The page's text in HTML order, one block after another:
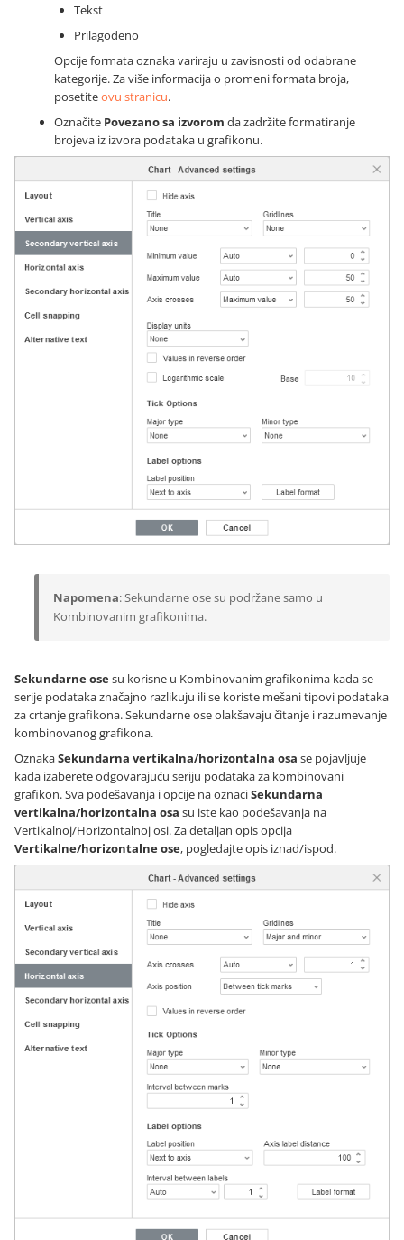
Tekst
Prilagođeno
Opcije formata oznaka variraju u zavisnosti od odabrane
kategorije. Za više informacija o promeni formata broja,
posetiteovu stranicu.
Označite Povezano sa izvorom da zadržite formatiranje
brojeva iz izvora podataka u grafikonu.
Napomena: Sekundarne ose su podržane samo u
Kombinovanim grafikonima.
Sekundarne osesu korisne u Kombinovanim grafikonima kada se
serije podataka značajno razlikuju ili se koriste mešani tipovi podataka
za crtanje grafikona. Sekundarne ose olakšavaju čitanje i razumevanje
kombinovanog grafikona.
OznakaSekundarna vertikalna/horizontalna osa se pojavljuje
kada izaberete odgovarajuću seriju podataka za kombinovani
grafikon. Sva podešavanja i opcije na oznaciSekundarna
vertikalna/horizontalna osa su iste kao podešavanja na
Vertikalnoj/Horizontalnoj osi. Za detaljan opis opcija
Vertikalne/horizontalne ose, pogledajte opis iznad/ispod.